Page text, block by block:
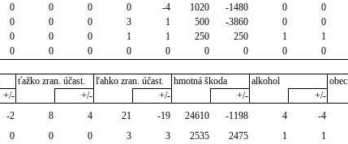
0 0 0 0 -4 1020 -1480 0 0
0 0 0 3 1 500 -3860 0 0
0 0 0 1 1 250 250 1 1
0 0 0 0 0 0 0 0 0
ťažko zran. účast. ľahko zran. účast. hmotná škoda alkohol
obec
+/- +/- +/- +/- +/-
-2 8 4 21 -19 24610 -1198 4 -4
0 0 0 3 3 2535 2475 1 1